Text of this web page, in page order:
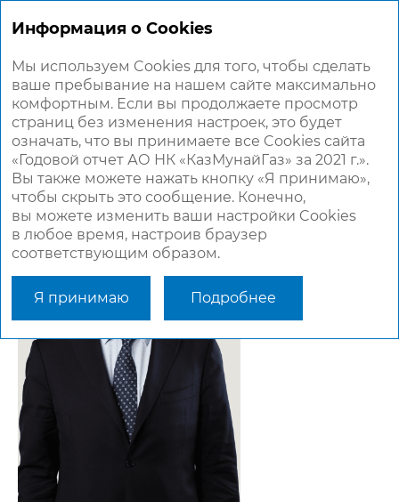
ОБРАЩЕНИЕ ПРЕДСЕДАТЕЛЯ
СОВЕТА ДИРЕКТОРОВ
Уважаемые инвесторы, акционеры, коллеги
и партнеры!
Информация о Cookies
Мы используем Cookies для того, чтобы сделать
ваше пребывание на нашем сайте максимально
комфортным. Если вы продолжаете просмотр
страниц без изменения настроек, это будет
означать, что вы принимаете все Cookies сайта
«Годовой отчет АО НК «КазМунайГаз» за 2021 г.».
Вы также можете нажать кнопку «Я принимаю»,
чтобы скрыть это сообщение. Конечно,
вы можете изменить ваши настройки Cookies
в любое время, настроив браузер
соответствующим образом.
Я принимаю Подробнее